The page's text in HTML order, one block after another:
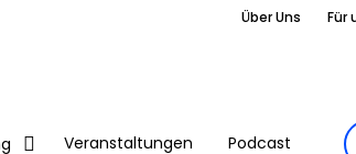
Über Uns Für
Veranstaltungen Podcast